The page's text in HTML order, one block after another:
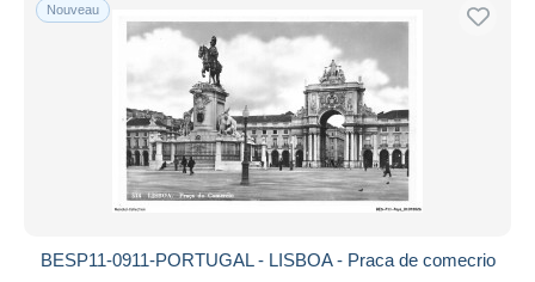
Nouveau
BESP11-0911-PORTUGAL - LISBOA - Praca de comecrio